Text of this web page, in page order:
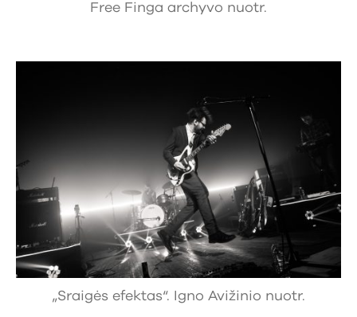
Free Finga archyvo nuotr.
„Sraigės efektas“. Igno Avižinio nuotr.